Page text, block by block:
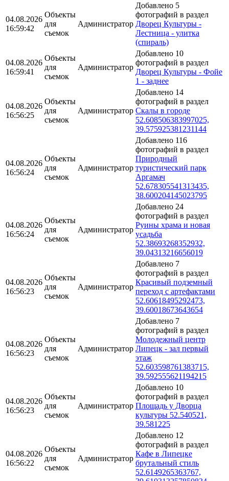
04.08.2026
16:59:42
Объекты
для
съемок
Администратор
Добавлено 5
фотографий в раздел
Дворец Культуры -
Лестница - улитка
(спираль)
04.08.2026
16:59:41
Объекты
для
съемок
Администратор
Добавлено 10
фотографий в раздел
Дворец Культуры - Фойе
1 - заднее
04.08.2026
16:56:25
Объекты
для
съемок
Администратор
Добавлено 14
фотографий в раздел
Скалы в городе
52.608506383997025,
39.575925381231144
04.08.2026
16:56:24
Объекты
для
съемок
Администратор
Добавлено 116
фотографий в раздел
Природный
туристический парк
Аргамач
52.678305541313435,
38.600204145023795
04.08.2026
16:56:24
Объекты
для
съемок
Администратор
Добавлено 24
фотографий в раздел
Руины храма и новая
усадьба
52.38693268352932,
39.04313216656019
04.08.2026
16:56:23
Объекты
для
съемок
Администратор
Добавлено 7
фотографий в раздел
Красивый подземный
переход с артефактами
52.60618495292473,
39.60018673643654
04.08.2026
16:56:23
Объекты
для
съемок
Администратор
Добавлено 7
фотографий в раздел
Молодежный центр
Липецк - зал первый
этаж
52.603598761383715,
39.592555621194215
04.08.2026
16:56:23
Объекты
для
съемок
Администратор
Добавлено 10
фотографий в раздел
Площадь у Дворца
культуры 52.540521,
39.581225
04.08.2026
16:56:22
Объекты
для
съемок
Администратор
Добавлено 12
фотографий в раздел
Кафе в Липецке
брутальный стиль
52.6149265363767,